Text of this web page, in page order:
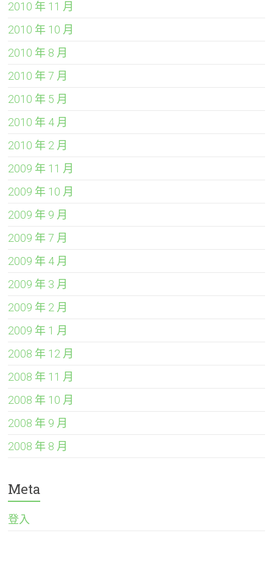
2010 年 11 月
2010 年 10 月
2010 年 8 月
2010 年 7 月
2010 年 5 月
2010 年 4 月
2010 年 2 月
2009 年 11 月
2009 年 10 月
2009 年 9 月
2009 年 7 月
2009 年 4 月
2009 年 3 月
2009 年 2 月
2009 年 1 月
2008 年 12 月
2008 年 11 月
2008 年 10 月
2008 年 9 月
2008 年 8 月
Meta
登入